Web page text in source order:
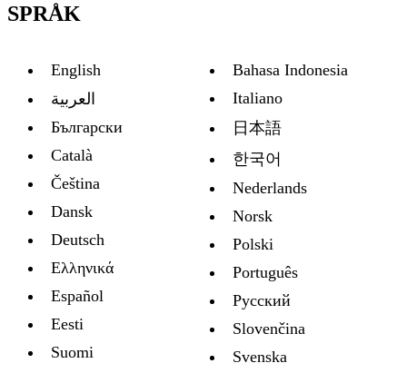
SPRÅK
English
العربية
Български
Català
Čeština
Dansk
Deutsch
Ελληνικά
Español
Eesti
Suomi
Bahasa Indonesia
Italiano
日本語
한국어
Nederlands
Norsk
Polski
Português
Русский
Slovenčina
Svenska